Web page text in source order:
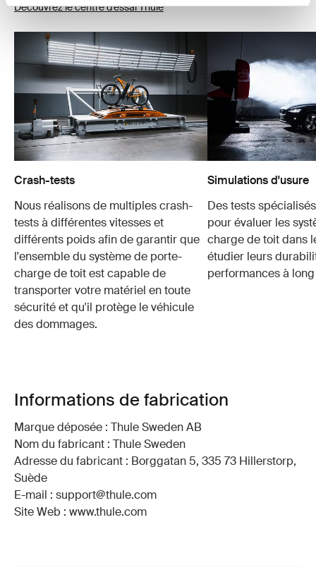
Découvrez le centre d'essai Thule
Crash-tests
Nous réalisons de multiples crash-
tests à différentes vitesses et
différents poids afin de garantir que
l'ensemble du système de porte-
charge de toit est capable de
transporter votre matériel en toute
sécurité et qu'il protège le véhicule
des dommages.
Simulations d'usure
Des tests
pour évaluer les
charge de toit dans
étudier leurs
performances à
Informations de fabrication
Marque déposée : Thule Sweden AB
Nom du fabricant : Thule Sweden
Adresse du fabricant : Borggatan 5, 335 73 Hillerstorp,
Suède
E-mail : support@thule.com
Site Web : www.thule.com